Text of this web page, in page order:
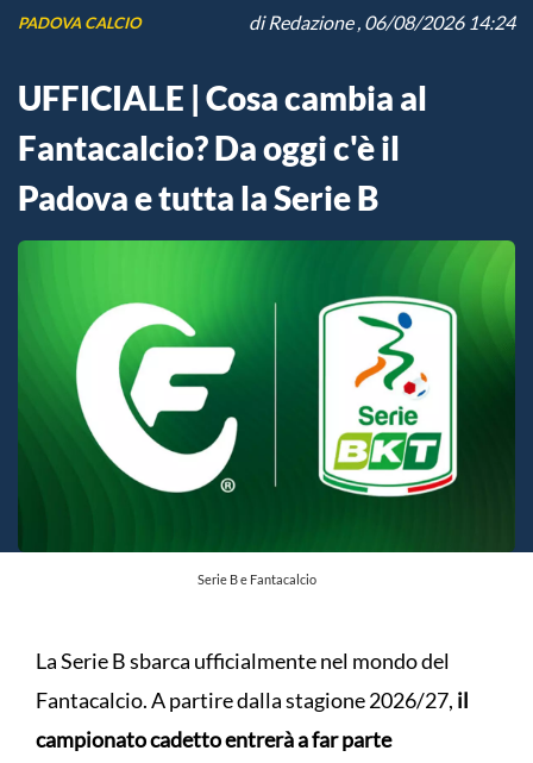
PADOVA CALCIO diRedazione, 06/08/2026 14:24
UFFICIALE | Cosa cambia al
Fantacalcio? Da oggi c'è il
Padova e tutta la Serie B
Serie B e Fantacalcio
La Serie B sbarca ufficialmente nel mondo del
Fantacalcio. A partire dalla stagione 2026/27, il
campionato cadetto entrerà a far parte